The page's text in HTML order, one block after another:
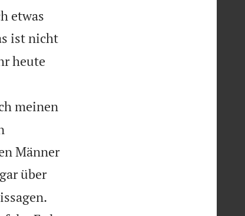
etwas
ist nicht
heute
meinen
Männer
über
